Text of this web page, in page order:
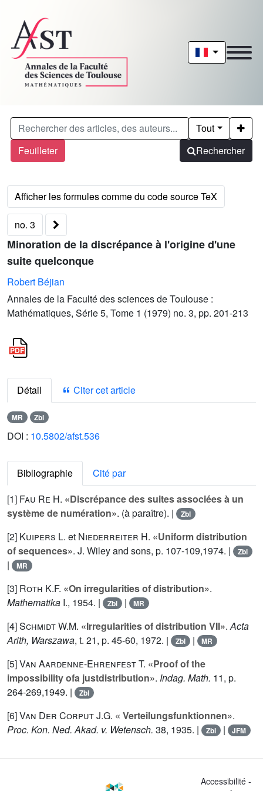
Feuilleter
Tout
Rechercher
no. 3
Minoration de la discrépance à l'origine d'une
suite quelconque
Robert Béjian
Annales de la Faculté des sciences de Toulouse :
Mathématiques, Série 5, Tome 1 (1979) no. 3, pp. 201-213
Détail Citer cet article
MR Zbl
DOI : 10.5802/afst.536
Bibliographie
Cité par
[1] Fau Re H. «Discrépance des suites associées à un
système de numération». (à paraître). | Zbl
[2] Kuipers L. et Niederreiter H. «Uniform distribution
of sequences». J. Wiley and sons, p. 107-109,1974. | Zbl
| MR
[3] Roth K.F. «On irregularities of distribution».
Mathematika I., 1954. | Zbl | MR
[4]Schmidt W.M. «Irregularities of distribution VII».Acta
Arith, Warszawa, t. 21, p. 45-60, 1972. | Zbl | MR
[5]Van Aardenne-Ehrenfest T. «Proof of the
impossibility ofa justdistribution». Indag. Math. 11, p.
264-269,1949. |
Zbl
[6]Van Der Corput J.G. « Verteilungsfunktionnen».
Proc. Kon. Ned. Akad. v. Wetensch. 38, 1935. | Zbl | JFM
Accessibilité -